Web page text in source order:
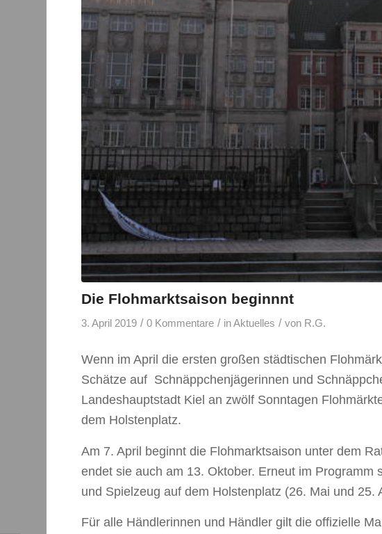
Die Flohmarktsaison beginnnt
3. April 2019 / 0 Kommentare / inAktuelles / von R.G.
Wenn im April die ersten großen städtischen
Schätze auf Schnäppchenjägerinnen und
Landeshauptstadt Kiel an zwölf Sonntagen
dem Holstenplatz.
Am 7. April beginnt die Flohmarktsaison unter dem
endet sie auch am 13. Oktober. Erneut im Programm
und Spielzeug auf dem Holstenplatz (26. Mai und 25.
Für alle Händlerinnen und Händler gilt die offizielle